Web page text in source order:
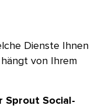
Dienste Ihnen
von Ihrem
Sprout Social-